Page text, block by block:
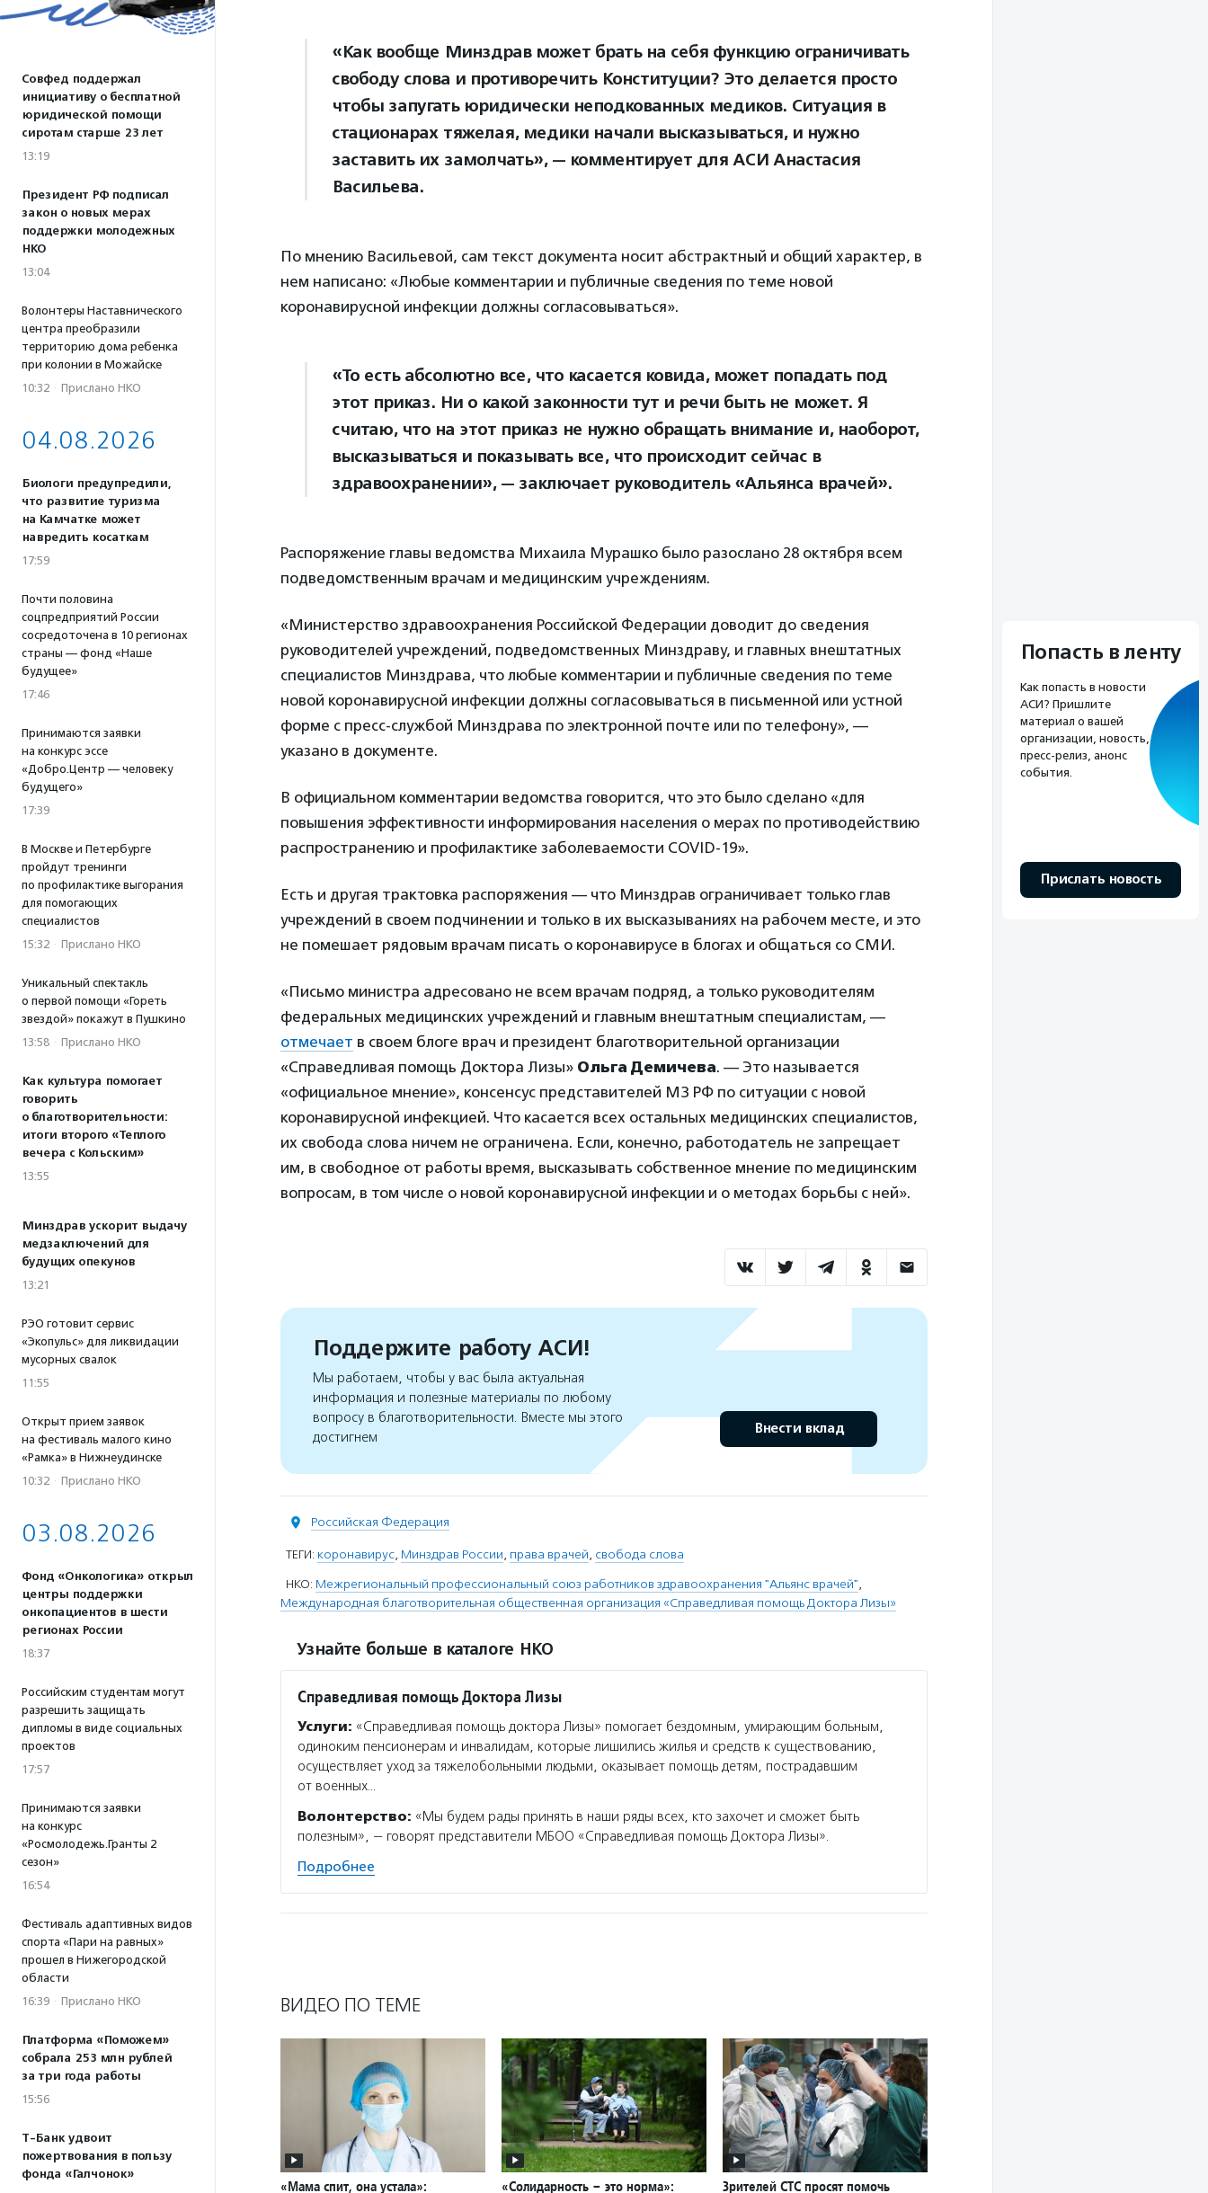
Совфед поддержал
инициативу о бесплатной
юридической помощи
сиротам старше 23 лет
13:19
Президент РФ подписал
закон о новых мерах
поддержки молодежных
НКО
13:04
Волонтеры Наставнического
центра преобразили
территорию дома ребенка
при колонии в Можайске
10:32 · Прислано НКО
04.08.2026
Биологи предупредили,
что развитие туризма
на Камчатке может
навредить косаткам
17:59
Почти половина
соцпредприятий России
сосредоточена в 10 регионах
страны — фонд «Наше
будущее»
17:46
Принимаются заявки
на конкурс эссе
«Добро.Центр — человеку
будущего»
17:39
В Москве и Петербурге
пройдут тренинги
по профилактике выгорания
для помогающих
специалистов
15:32 · Прислано НКО
Уникальный спектакль
о первой помощи «Гореть
звездой» покажут в Пушкино
13:58 · Прислано НКО
Как культура помогает
говорить
о благотворительности:
итоги второго «Теплого
вечера с Кольским»
13:55
Минздрав ускорит выдачу
медзаключений для
будущих опекунов
13:21
РЭО готовит сервис
«Экопульс» для ликвидации
мусорных свалок
11:55
Открыт прием заявок
на фестиваль малого кино
«Рамка» в Нижнеудинске
10:32 · Прислано НКО
03.08.2026
Фонд «Онкологика» открыл
центры поддержки
онкопациентов в шести
регионах России
18:37
Российским студентам могут
разрешить защищать
дипломы в виде социальных
проектов
17:57
Принимаются заявки
на конкурс
«Росмолодежь.Гранты 2
сезон»
16:54
Фестиваль адаптивных видов
спорта «Пари на равных»
прошел в Нижегородской
области
16:39 · Прислано НКО
Платформа «Поможем»
собрала 253 млн рублей
за три года работы
15:56
Т-Банк удвоит
пожертвования в пользу
фонда «Галчонок»
«Как вообще Минздрав может брать на себя функцию ограничивать
свободу слова и противоречить Конституции? Это делается просто
чтобы запугать юридически неподкованных медиков. Ситуация в
стационарах тяжелая, медики начали высказываться, и нужно
заставить их замолчать», — комментирует для АСИ Анастасия
Васильева.
По мнению Васильевой, сам текст документа носит абстрактный и общий характер, в
нем написано: «Любые комментарии и публичные сведения по теме новой
коронавирусной инфекции должны согласовываться».
«То есть абсолютно все, что касается ковида, может попадать под
этот приказ. Ни о какой законности тут и речи быть не может. Я
считаю, что на этот приказ не нужно обращать внимание и, наоборот,
высказываться и показывать все, что происходит сейчас в
здравоохранении», — заключает руководитель «Альянса врачей».
Распоряжение главы ведомства Михаила Мурашко было разослано 28 октября всем
подведомственным врачам и медицинским учреждениям.
«Министерство здравоохранения Российской Федерации доводит до сведения
руководителей учреждений, подведомственных Минздраву, и главных внештатных
специалистов Минздрава, что любые комментарии и публичные сведения по теме
новой коронавирусной инфекции должны согласовываться в письменной или устной
форме с пресс-службой Минздрава по электронной почте или по телефону», —
указано в документе.
В официальном комментарии ведомства говорится, что это было сделано «для
повышения эффективности информирования населения о мерах по противодействию
распространению и профилактике заболеваемости COVID-19».
Есть и другая трактовка распоряжения — что Минздрав ограничивает только глав
учреждений в своем подчинении и только в их высказываниях на рабочем месте, и это
не помешает рядовым врачам писать о коронавирусе в блогах и общаться со СМИ.
«Письмо министра адресовано не всем врачам подряд, а только руководителям
федеральных медицинских учреждений и главным внештатным специалистам, —
отмечает в своем блоге врач и президент благотворительной организации
«Справедливая помощь Доктора Лизы» Ольга Демичева. — Это называется
«официальное мнение», консенсус представителей МЗ РФ по ситуации с новой
коронавирусной инфекцией. Что касается всех остальных медицинских специалистов,
их свобода слова ничем не ограничена. Если, конечно, работодатель не запрещает
им, в свободное от работы время, высказывать собственное мнение по медицинским
вопросам, в том числе о новой коронавирусной инфекции и о методах борьбы с ней».
Поддержите работу АСИ!
Мы работаем, чтобы у вас была актуальная
информация и полезные материалы по любому
вопросу в благотворительности. Вместе мы этого
достигнем
Внести вклад
Российская Федерация
ТЕГИ: коронавирус, Минздрав России, права врачей, свобода слова
НКО: Межрегиональный профессиональный союз работников здравоохранения "Альянс врачей",
Международная благотворительная общественная организация «Справедливая помощь Доктора Лизы»
Узнайте больше в каталоге НКО
Справедливая помощь Доктора Лизы
Услуги: «Справедливая помощь доктора Лизы» помогает бездомным, умирающим больным,
одиноким пенсионерам и инвалидам, которые лишились жилья и средств к существованию,
осуществляет уход за тяжелобольными людьми, оказывает помощь детям, пострадавшим
от военных…
Волонтерство: «Мы будем рады принять в наши ряды всех, кто захочет и сможет быть
полезным», — говорят представители МБОО «Справедливая помощь Доктора Лизы».
Подробнее
ВИДЕО ПО ТЕМЕ
«Мама спит, она устала»: «Солидарность – это норма»: Зрителей СТС просят помочь
Попасть в ленту
Как попасть в новости
АСИ? Пришлите
материал о вашей
организации, новость,
пресс-релиз, анонс
события.
Прислать новость